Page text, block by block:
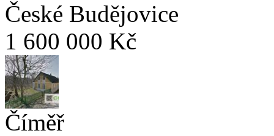
České Budějovice
1 600 000 Kč
Číměř